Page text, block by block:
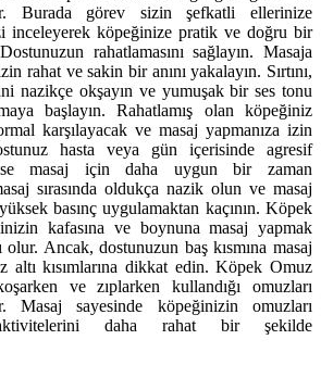
Burada görev sizin şefkatli ellerinize
inceleyerek köpeğinize pratik ve doğru bir
rahatlamasını sağlayın. Masaja
rahat ve sakin bir anını yakalayın. Sırtını,
nazikçe okşayın ve yumuşak bir ses tonu
başlayın. Rahatlamış olan köpeğiniz
karşılayacak ve masaj yapmanıza izin
hasta veya gün içerisinde agresif
masaj için daha uygun bir zaman
sırasında oldukça nazik olun ve masaj
basınç uygulamaktan kaçının. Köpek
kafasına ve boynuna masaj yapmak
olur. Ancak, dostunuzun baş kısmına masaj
altı kısımlarına dikkat edin. Köpek Omuz
ve zıplarken kullandığı omuzları
Masaj sayesinde köpeğinizin omuzları
daha rahat bir şekilde